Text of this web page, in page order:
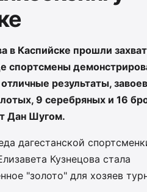
в Каспийске прошли
спортсмены
результаты,
9 серебряных и 16
Дан Шугом.
дагестанской
Кузнецова стала
"золото" для хозяев